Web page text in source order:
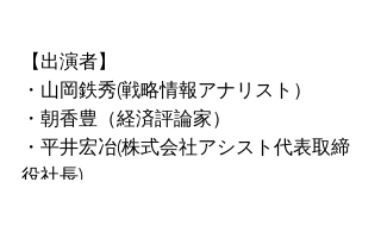
【出演者】
・山岡鉄秀(戦略情報アナリスト）
・朝香豊（経済評論家）
・平井宏冶(株式会社アシスト代表取締
役社長)